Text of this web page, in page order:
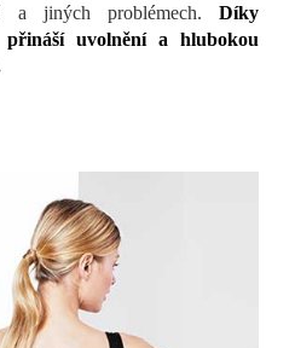
a jiných problémech. Díky
přináší uvolnění a hlubokou